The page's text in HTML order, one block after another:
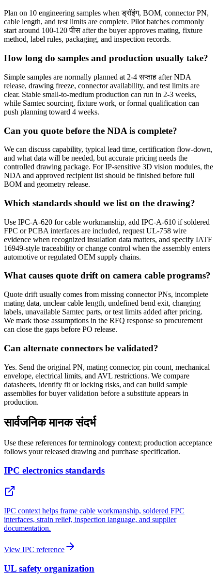
Plan on 10 engineering samples when ड्रॉइंग, BOM, connector PN,
cable length, and test limits are complete. Pilot batches commonly
start around 100-120 पीस after the buyer approves mating, fixture
method, label rules, packaging, and inspection records.
How long do samples and production usually take?
Simple samples are normally planned at 2-4 सप्ताह after NDA
release, drawing freeze, connector availability, and test limits are
clear. Stable small-to-medium production can run in 2-3 weeks,
while Samtec sourcing, fixture work, or formal qualification can
push planning toward 4 weeks.
Can you quote before the NDA is complete?
We can discuss capability, typical lead time, certification flow-down,
and what data will be needed, but accurate pricing needs the
controlled drawing package. For IP-sensitive 3D vision modules, the
NDA and approved recipient list should be finished before full
BOM and geometry release.
Which standards should we list on the drawing?
Use IPC-A-620 for cable workmanship, add IPC-A-610 if soldered
FPC or PCBA interfaces are included, request UL-758 wire
evidence when recognized insulation data matters, and specify IATF
16949-style traceability or change control when the assembly enters
automotive or regulated OEM supply chains.
What causes quote drift on camera cable programs?
Quote drift usually comes from missing connector PNs, incomplete
mating data, unclear cable length, undefined bend exit, changing
labels, unavailable Samtec parts, or test limits added after pricing.
We mark those assumptions in the RFQ response so procurement
can close the gaps before PO release.
Can alternate connectors be validated?
Yes. Send the original PN, mating connector, pin count, mechanical
envelope, electrical limits, and AVL restrictions. We compare
datasheets, identify fit or locking risks, and can build sample
assemblies for buyer validation before a substitute appears in
production.
सार्वजनिक मानक संदर्भ
Use these references for terminology context; production acceptance
follows your released drawing and purchase specification.
IPC electronics standards
IPC context helps frame cable workmanship, soldered FPC
interfaces, strain relief, inspection language, and supplier
documentation.
View IPC reference
UL safety organization